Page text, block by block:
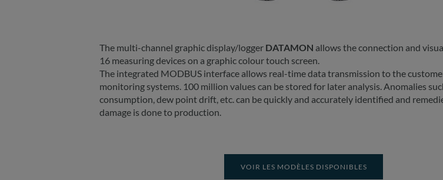
The multi-channel graphic display/logger DATAMON allows the connection and
16 measuring devices on a graphic colour touch screen.
The integrated MODBUS interface allows real-time data transmission to the
monitoring systems. 100 million values can be stored for later analysis. Anomalies
consumption, dew point drift, etc. can be quickly and accurately identified and
damage is done to production.
VOIR LES MODÈLES DISPONIBLES